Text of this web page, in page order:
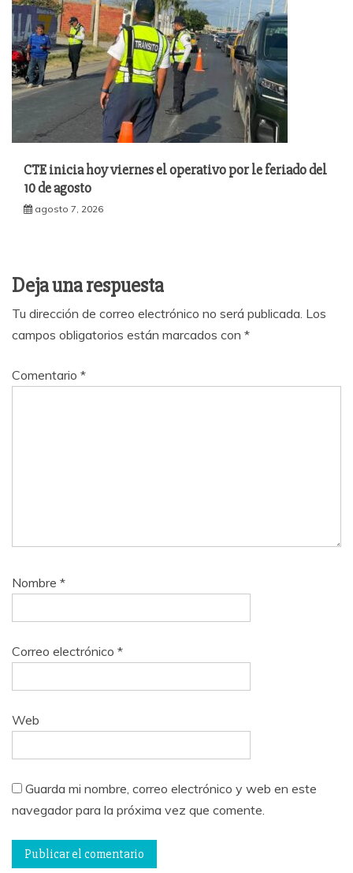
CTE inicia hoy viernes el operativo por le feriado del
10 de agosto
agosto 7, 2026
Deja una respuesta
Tu dirección de correo electrónico no será publicada. Los
campos obligatorios están marcados con *
Comentario *
Nombre *
Correo electrónico *
Web
Guarda mi nombre, correo electrónico y web en este
navegador para la próxima vez que comente.